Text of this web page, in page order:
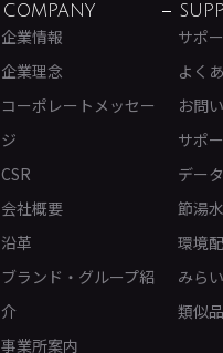
COMPANY
企業情報
企業理念
コーポレートメッセー
ジ
CSR
会社概要
沿革
ブランド・グループ紹
介
事業所案内
サポ
よく
お問
サポ
デー
節湯
環境
みら
類似